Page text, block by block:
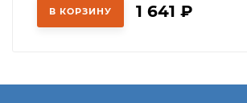
В КОРЗИНУ 1 641 ₽